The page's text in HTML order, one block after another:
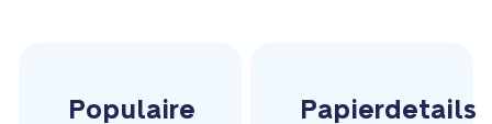
Populaire
Papierdetails